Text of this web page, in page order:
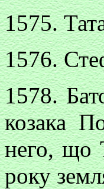
1575.
1576.
1578.
козака
него, що
року